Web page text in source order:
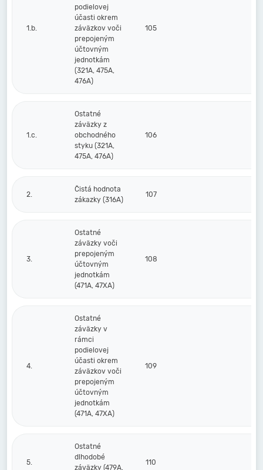
1.b.
podielovej
účasti okrem
záväzkov voči
prepojeným
účtovným
jednotkám
(321A, 475A,
476A)
105
1.c.
Ostatné
záväzky z
obchodného
styku (321A,
475A, 476A)
106
2.
Čistá hodnota
zákazky (316A)
107
3.
Ostatné
záväzky voči
prepojeným
účtovným
jednotkám
(471A, 47XA)
108
4.
Ostatné
záväzky v
rámci
podielovej
účasti okrem
záväzkov voči
prepojeným
účtovným
jednotkám
(471A, 47XA)
109
5.
Ostatné
dlhodobé
záväzky (479A,
110